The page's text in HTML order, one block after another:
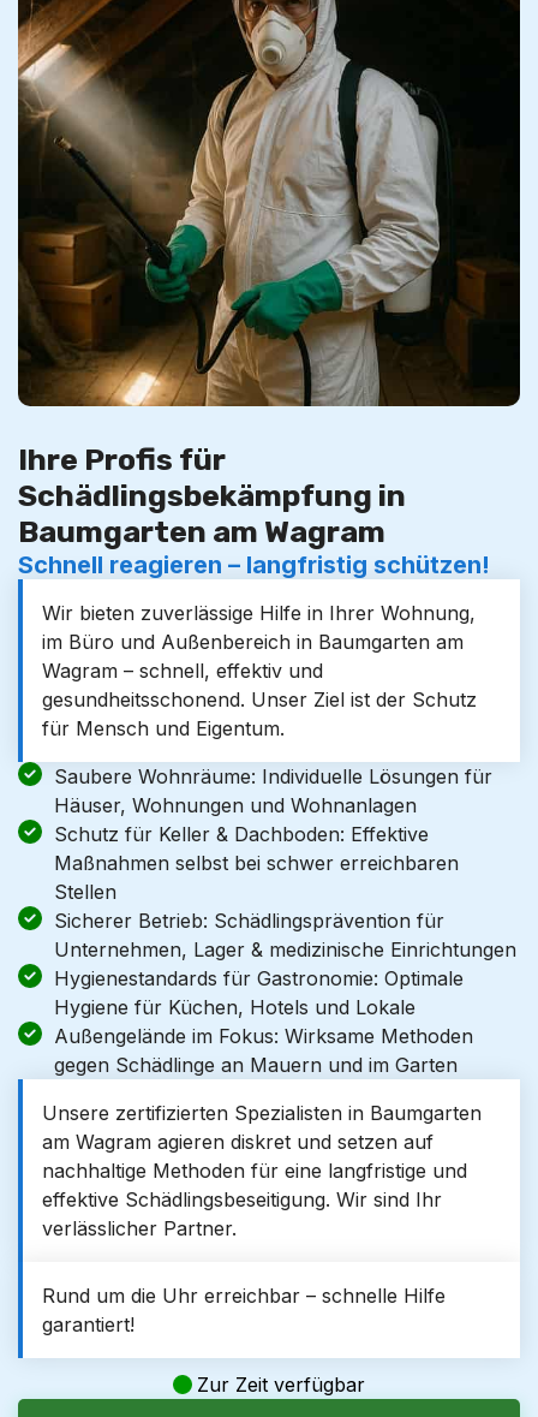
Ihre Profis für
Schädlingsbekämpfung in
Baumgarten am Wagram
Schnell reagieren – langfristig schützen!
Wir bieten zuverlässige Hilfe in Ihrer Wohnung,
im Büro und Außenbereich in Baumgarten am
Wagram – schnell, effektiv und
gesundheitsschonend. Unser Ziel ist der Schutz
für Mensch und Eigentum.
Saubere Wohnräume: Individuelle Lösungen für
Häuser, Wohnungen und Wohnanlagen
Schutz für Keller & Dachboden: Effektive
Maßnahmen selbst bei schwer erreichbaren
Stellen
Sicherer Betrieb: Schädlingsprävention für
Unternehmen, Lager & medizinische Einrichtungen
Hygienestandards für Gastronomie: Optimale
Hygiene für Küchen, Hotels und Lokale
Außengelände im Fokus: Wirksame Methoden
gegen Schädlinge an Mauern und im Garten
Unsere zertifizierten Spezialisten in Baumgarten
am Wagram agieren diskret und setzen auf
nachhaltige Methoden für eine langfristige und
effektive Schädlingsbeseitigung. Wir sind Ihr
verlässlicher Partner.
Rund um die Uhr erreichbar – schnelle Hilfe
garantiert!
Zur Zeit verfügbar